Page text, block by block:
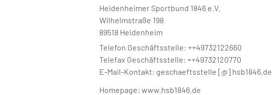
Heidenheimer Sportbund 1846 e.V.
Wilhelmstraße 198
89518 Heidenheim
Telefon Geschäftsstelle: ++49732122660
Telefax Geschäftsstelle: ++49732120770
E-Mail-Kontakt: geschaeftsstelle [@] hsb1846.de
Homepage: www.hsb1846.de